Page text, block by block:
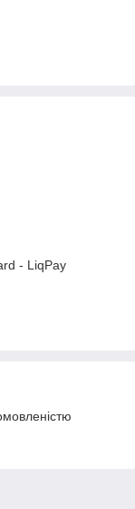
- LiqPay